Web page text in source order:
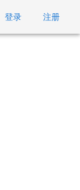
登录 注册